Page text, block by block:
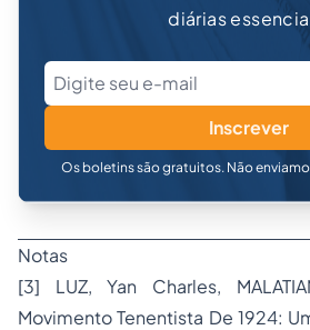
diárias
Inscrever
Os boletins são gratuitos. Não
Notas
[3] LUZ, Yan Charles,
Movimento Tenentista De 1924: